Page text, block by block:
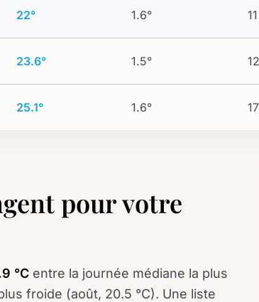
22° 1.6°
23.6° 1.5°
25.1° 1.6°
pour votre
°C entre la journée médiane la plus
froide (août, 20.5 °C). Une liste